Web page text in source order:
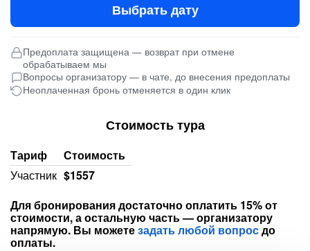
Выбрать дату
Предоплата защищена — возврат при отмене
обрабатываем мы
Вопросы организатору — в чате, до внесения предоплаты
Неоплаченная бронь отменяется в один клик
Стоимость тура
Тариф
Стоимость
Участник $1557
Для бронирования достаточно оплатить 15% от
стоимости, а остальную часть — организатору
напрямую. Вы можетезадать любой вопросдо
оплаты.